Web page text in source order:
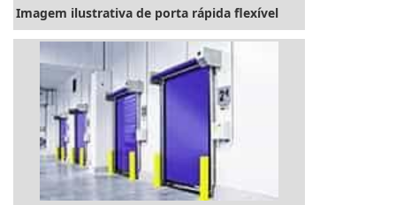
Imagem ilustrativa de porta rápida flexível